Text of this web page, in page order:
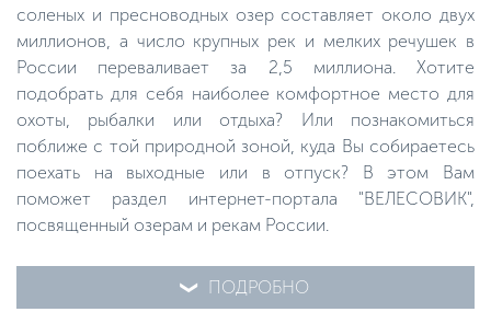
соленых и пресноводных озер составляет около двух
миллионов, а число крупных рек и мелких речушек в
России переваливает за 2,5 миллиона. Хотите
подобрать для себя наиболее комфортное место для
охоты, рыбалки или отдыха? Или познакомиться
поближе с той природной зоной, куда Вы собираетесь
поехать на выходные или в отпуск? В этом Вам
поможет раздел интернет-портала "ВЕЛЕСОВИК",
посвященный озерам и рекам России.
ПОДРОБНО